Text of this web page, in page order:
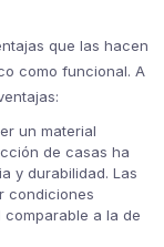
que las hacen
como funcional. A
un material
de casas ha
y durabilidad. Las
condiciones
a la de